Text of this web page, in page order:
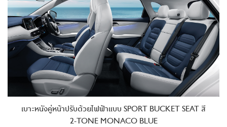
เบาะหนังคู่หน้าปรับด้วยไฟฟ้าแบบ SPORT BUCKET SEAT สี
2-TONEMONACO BLUE